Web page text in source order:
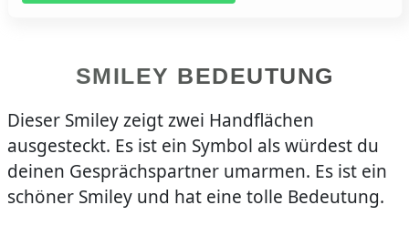
SMILEY BEDEUTUNG
Dieser Smiley zeigt zwei Handflächen
ausgesteckt. Es ist ein Symbol als würdest du
deinen Gesprächspartner umarmen. Es ist ein
schöner Smiley und hat eine tolle Bedeutung.